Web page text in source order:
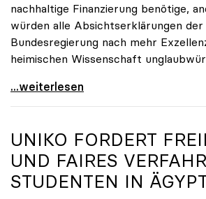
nachhaltige Finanzierung benötige,
würden alle Absichtserklärungen der
Bundesregierung nach mehr
heimischen Wissenschaft
uniko über Wegfall von Förderungen
...weiterlesen
UNIKO FORDERT
UND FAIRES
STUDENTEN IN